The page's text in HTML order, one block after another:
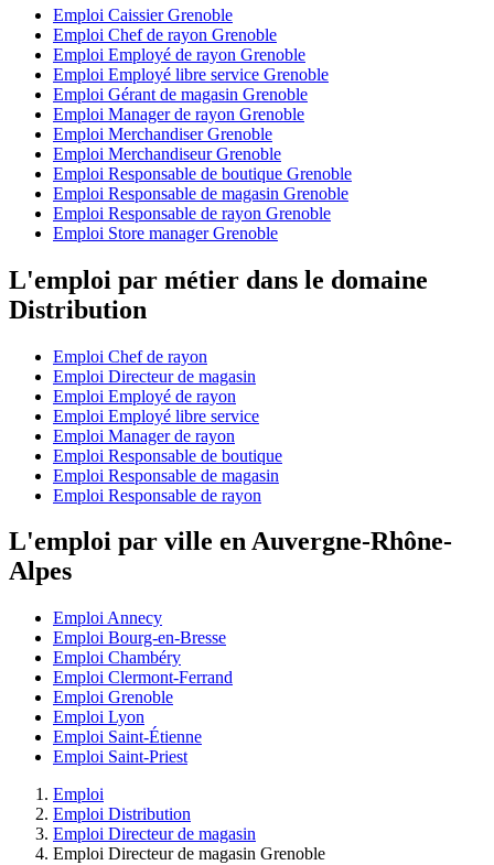
Emploi Caissier Grenoble
Emploi Chef de rayon Grenoble
Emploi Employé de rayon Grenoble
Emploi Employé libre service Grenoble
Emploi Gérant de magasin Grenoble
Emploi Manager de rayon Grenoble
Emploi Merchandiser Grenoble
Emploi Merchandiseur Grenoble
Emploi Responsable de boutique Grenoble
Emploi Responsable de magasin Grenoble
Emploi Responsable de rayon Grenoble
Emploi Store manager Grenoble
L'emploi par métier dans le domaine
Distribution
Emploi Chef de rayon
Emploi Directeur de magasin
Emploi Employé de rayon
Emploi Employé libre service
Emploi Manager de rayon
Emploi Responsable de boutique
Emploi Responsable de magasin
Emploi Responsable de rayon
L'emploi par ville en Auvergne-Rhône-
Alpes
Emploi Annecy
Emploi Bourg-en-Bresse
Emploi Chambéry
Emploi Clermont-Ferrand
Emploi Grenoble
Emploi Lyon
Emploi Saint-Étienne
Emploi Saint-Priest
Emploi
Emploi Distribution
Emploi Directeur de magasin
Emploi Directeur de magasin Grenoble